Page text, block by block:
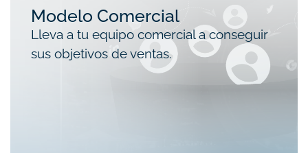
Modelo Comercial
Lleva a tu equipo comercial a conseguir
sus objetivos de ventas.